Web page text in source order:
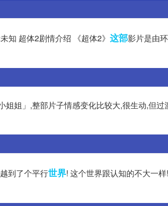
知 超体2剧情介绍 《超体2》 这部影片是由
姐」,整部片子情感变化比较大,很生动,但过
到了个平行世界! 这个世界跟认知的不大一